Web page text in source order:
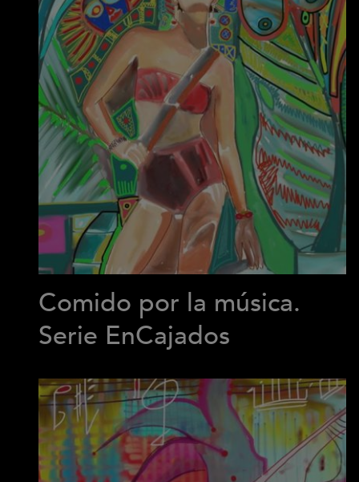
Comido por la música.
Serie EnCajados